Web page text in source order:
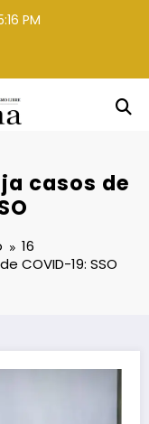
PM
casos de
16
COVID-19: SSO